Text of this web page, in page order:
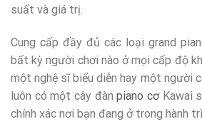
suất và giá trị.
Cung cấp đầy đủ các loại grand
bất kỳ người chơi nào ở mọi cấp độ
một nghệ sĩ biểu diễn hay một người
luôn có một cây đànpiano cơKawai
chính xác nơi bạn đang ở trong hành